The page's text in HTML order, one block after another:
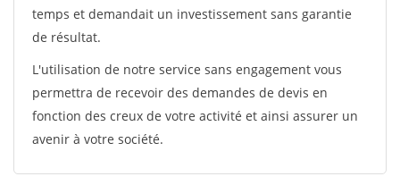
temps et demandait un investissement sans garantie
de résultat.
L'utilisation de notre service sans engagement vous
permettra de recevoir des demandes de devis en
fonction des creux de votre activité et ainsi assurer un
avenir à votre société.